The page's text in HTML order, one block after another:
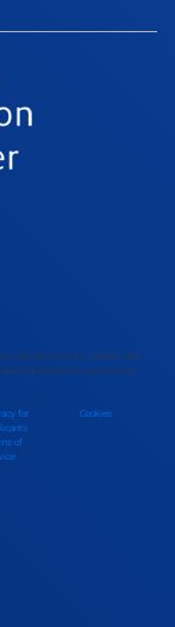
individual privacy. Please read
data obtained from users on this
for
Cookies
of